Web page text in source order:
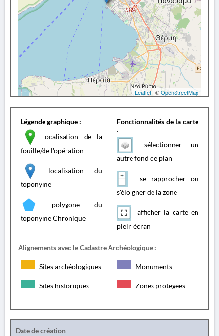
Leaflet| ©OpenStreetMap
Légende graphique :
localisation de la
fouille/de l'opération
localisation du
toponyme
polygone du
toponyme Chronique
Fonctionnalités de la carte
:
sélectionner un
autre fond de plan
se rapprocher ou
s'éloigner de la zone
afficher la carte en
plein écran
Alignements avec le Cadastre Archéologique :
Sites archéologiques Monuments
Sites historiques Zones protégées
Date de création